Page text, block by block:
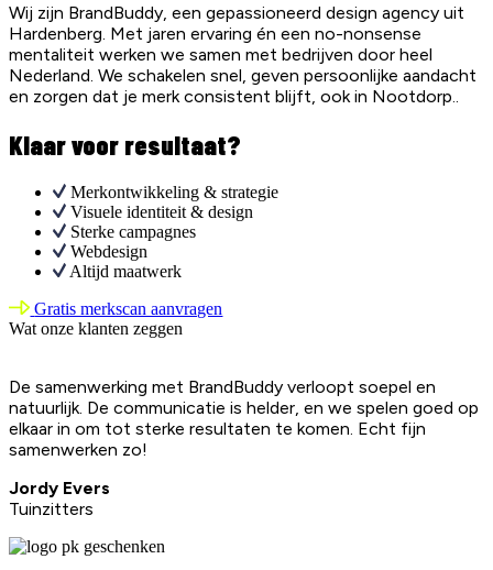
Wij zijn BrandBuddy, een gepassioneerd design agency uit
Hardenberg. Met jaren ervaring én een no-nonsense
mentaliteit werken we samen met bedrijven door heel
Nederland. We schakelen snel, geven persoonlijke aandacht
en zorgen dat je merk consistent blijft, ook in Nootdorp..
Klaar voor resultaat?
Merkontwikkeling & strategie
Visuele identiteit & design
Sterke campagnes
Webdesign
Altijd maatwerk
Gratis merkscan aanvragen
Wat onze klanten zeggen
De samenwerking met BrandBuddy verloopt soepel en
natuurlijk. De communicatie is helder, en we spelen goed op
elkaar in om tot sterke resultaten te komen. Echt fijn
samenwerken zo!
Jordy Evers
Tuinzitters